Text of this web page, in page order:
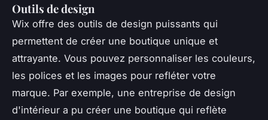
Outils de design
Wix offre des outils de design puissants qui
permettent de créer une boutique unique et
attrayante. Vous pouvez personnaliser les couleurs,
les polices et les images pour refléter votre
marque. Par exemple, une entreprise de design
d'intérieur a pu créer une boutique qui reflète